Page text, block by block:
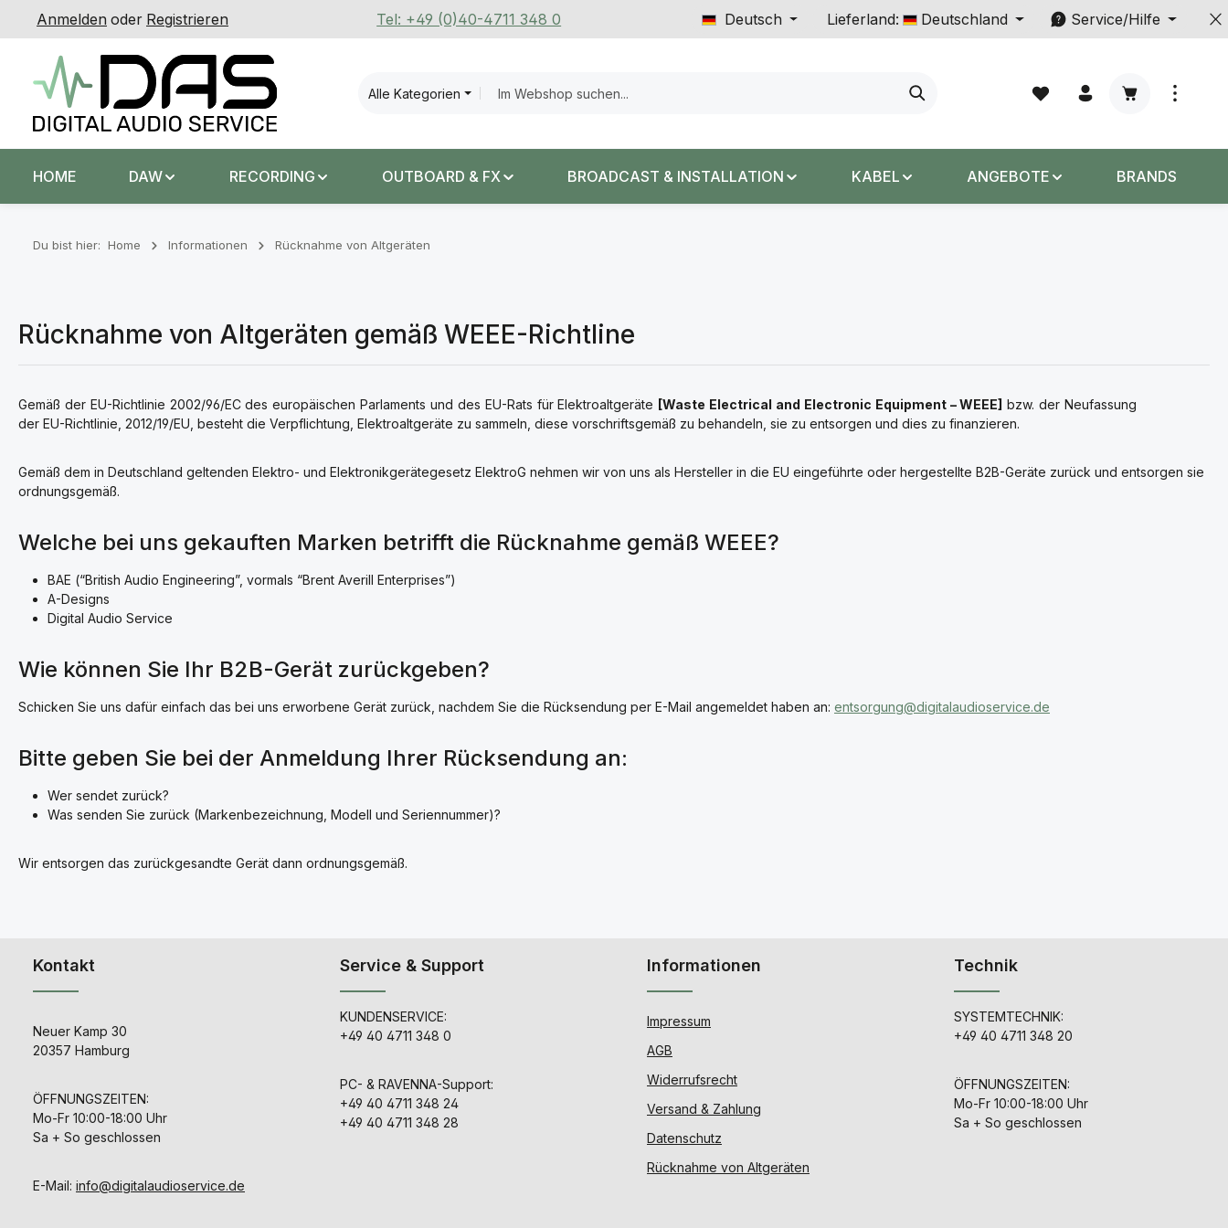
Hauptinhalt springen
Zur Suche springen
Zur Hauptnavigation springen
Anmelden oder Registrieren Tel: +49 (0)40-4711 348 0 Deutsch Lieferland: Deutschland Service/Hilfe
Alle Kategorien
Warenkorb
HOME DAW RECORDING OUTBOARD & FX BROADCAST & INSTALLATION KABEL ANGEBOTE BRANDS
Du bist hier: Home Informationen Rücknahme von Altgeräten
Rücknahme von Altgeräten gemäß WEEE-Richtline
Gemäß der EU-Richtlinie 2002/96/EC des europäischen Parlaments und des EU-Rats für Elektroaltgeräte [Waste Electrical and Electronic Equipment – WEEE] bzw. der Neufassung
der EU-Richtlinie, 2012/19/EU, besteht die Verpflichtung, Elektroaltgeräte zu sammeln, diese vorschriftsgemäß zu behandeln, sie zu entsorgen und dies zu finanzieren.
Gemäß dem in Deutschland geltenden Elektro- und Elektronikgerätegesetz ElektroG nehmen wir von uns als Hersteller in die EU eingeführte oder hergestellte B2B-Geräte zurück und entsorgen sie
ordnungsgemäß.
Welche bei uns gekauften Marken betrifft die Rücknahme gemäß WEEE?
BAE (“British Audio Engineering”, vormals “Brent Averill Enterprises”)
A-Designs
Digital Audio Service
Wie können Sie Ihr B2B-Gerät zurückgeben?
Schicken Sie uns dafür einfach das bei uns erworbene Gerät zurück, nachdem Sie die Rücksendung per E-Mail angemeldet haben an: entsorgung@digitalaudioservice.de
Bitte geben Sie bei der Anmeldung Ihrer Rücksendung an:
Wer sendet zurück?
Was senden Sie zurück (Markenbezeichnung, Modell und Seriennummer)?
Wir entsorgen das zurückgesandte Gerät dann ordnungsgemäß.
Kontakt
Neuer Kamp 30
20357 Hamburg
ÖFFNUNGSZEITEN:
Mo-Fr 10:00-18:00 Uhr
Sa + So geschlossen
E-Mail: info@digitalaudioservice.de
Service & Support
KUNDENSERVICE:
+49 40 4711 348 0
PC- & RAVENNA-Support:
+49 40 4711 348 24
+49 40 4711 348 28
Informationen
Impressum
AGB
Widerrufsrecht
Versand & Zahlung
Datenschutz
Rücknahme von Altgeräten
Technik
SYSTEMTECHNIK:
+49 40 4711 348 20
ÖFFNUNGSZEITEN:
Mo-Fr 10:00-18:00 Uhr
Sa + So geschlossen